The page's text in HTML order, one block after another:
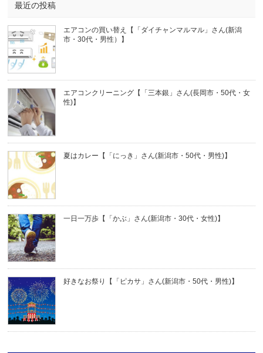
最近の投稿
エアコンの買い替え【「ダイチャンマルマル」さん(新潟
市・30代・男性）】
エアコンクリーニング【「三本銀」さん(長岡市・50代・女
性)】
夏はカレー【「にっき」さん(新潟市・50代・男性)】
一日一万歩【「かぶ」さん(新潟市・30代・女性)】
好きなお祭り【「ピカサ」さん(新潟市・50代・男性)】